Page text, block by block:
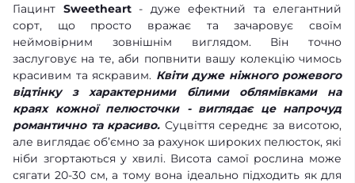
Гіацинт Sweetheart- дуже ефектний та елегантний
сорт, що просто вражає та зачаровує своїм
неймовірним зовнішнім виглядом. Він точно
заслуговує на те, аби попвнити вашу колекцію чимось
красивим та яскравим. Квіти дуже ніжного рожевого
відтінку з характерними білими облямівками на
краях кожної пелюсточки - виглядає це напрочуд
романтично та красиво. Суцвіття середнє за висотою,
але виглядає об’ємно за рахунок широких пелюсток, які
ніби згортаються у хвилі. Висота самої рослина може
сягати 20-30 см, а тому вона ідеально підходить як для